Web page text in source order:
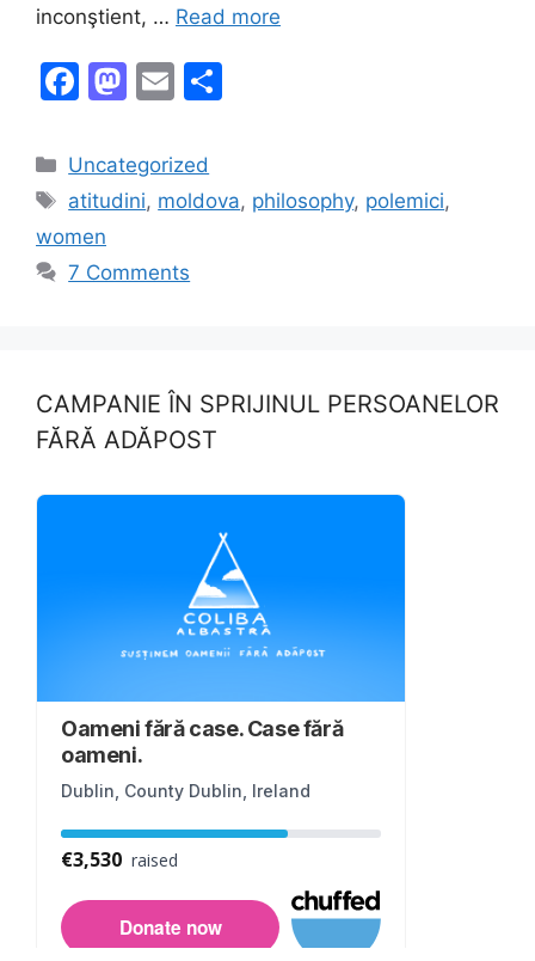
inconştient, … Read more
F
c
e
b
o
M
st
o
o
E
ai
l
e
Categories
Uncategorized
Tags
atitudini, moldova, philosophy, polemici,
women
7 Comments
CAMPANIE ÎN SPRIJINUL PERSOANELOR
FĂRĂ ADĂPOST